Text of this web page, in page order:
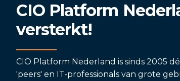
naar
de
paginainhoud
CIO Platform
versterkt!
CIO Platform Nederland is sinds 2005
'peers' en IT-professionals van grote